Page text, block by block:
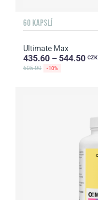
60 KAPSLÍ
Ultimate Max
435.60 – 544.50 CZK
605.00 -10%